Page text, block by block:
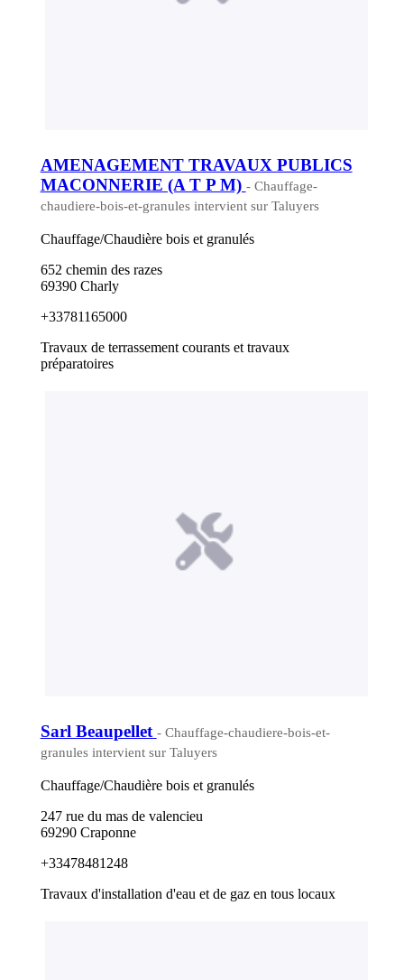
AMENAGEMENT TRAVAUX PUBLICS
MACONNERIE (A T P M) - Chauffage-
chaudiere-bois-et-granules intervient sur Taluyers
Chauffage/Chaudière bois et granulés
652 chemin des razes
69390 Charly
+33781165000
Travaux de terrassement courants et travaux
préparatoires
Sarl Beaupellet - Chauffage-chaudiere-bois-et-
granules intervient sur Taluyers
Chauffage/Chaudière bois et granulés
247 rue du mas de valencieu
69290 Craponne
+33478481248
Travaux d'installation d'eau et de gaz en tous locaux